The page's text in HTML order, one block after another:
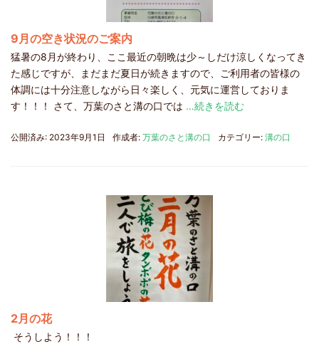
9月の空き状況のご案内
猛暑の8月が終わり、ここ最近の朝晩は少～しだけ涼しくなってき
た感じですが、まだまだ夏日が続きますので、ご利用者の皆様の
体調には十分注意しながら日々楽しく、元気に運営しておりま
す！！！ さて、万葉のさと溝の口では …続きを読む
公開済み: 2023年9月1日 作成者: 万葉のさと溝の口 カテゴリー: 溝の口
2月の花
そうしよう！！！